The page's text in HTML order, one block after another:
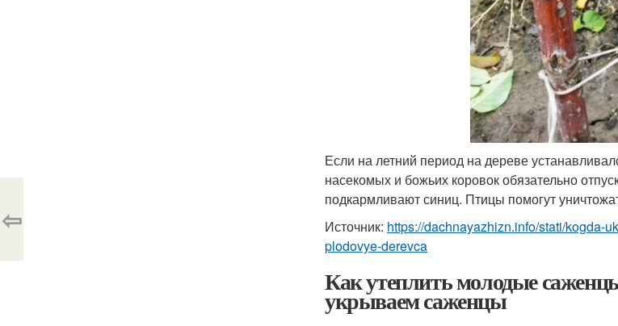
Если на летний период на дереве
насекомых и божьих коровок обязательно
подкармливают синиц. Птицы помогут
Источник: https://dachnayazhizn.info/stati/kogda-
plodovye-derevca
Как утеплить молодые
укрываем саженцы
⇦